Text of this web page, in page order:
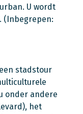
U wordt
(Inbegrepen:
stadstour
onder andere
het